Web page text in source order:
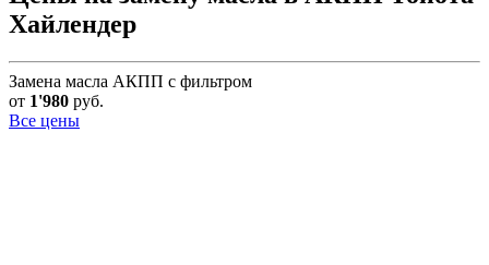
Хайлендер
Замена масла АКПП с фильтром
от 1'980 руб.
Все цены